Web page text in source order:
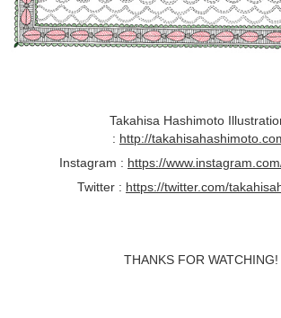
Takahisa Hashimoto
: http://
Instagram : https://
Twitter : https://twitter.com/
THANKS FOR WATCHING!